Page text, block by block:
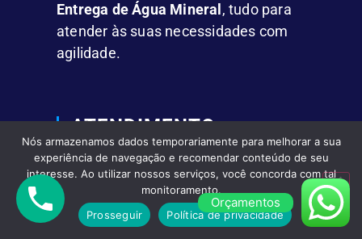
Entrega de Água Mineral , tudo para
atender às suas necessidades com
agilidade.
ATENDIMENTO
Complementando nossos serviços,
oferecemos um sistema de
Entrega de
Água Mineralque se destaca pela
rapidez e comodidade.
Orçamentos
Nós armazenamos dados temporariamente para melhorar a sua
experiência de navegação e recomendar conteúdo de seu
interesse. Ao utilizar nossos serviços, você concorda com tal
monitoramento.
Prosseguir
Política de privacidade